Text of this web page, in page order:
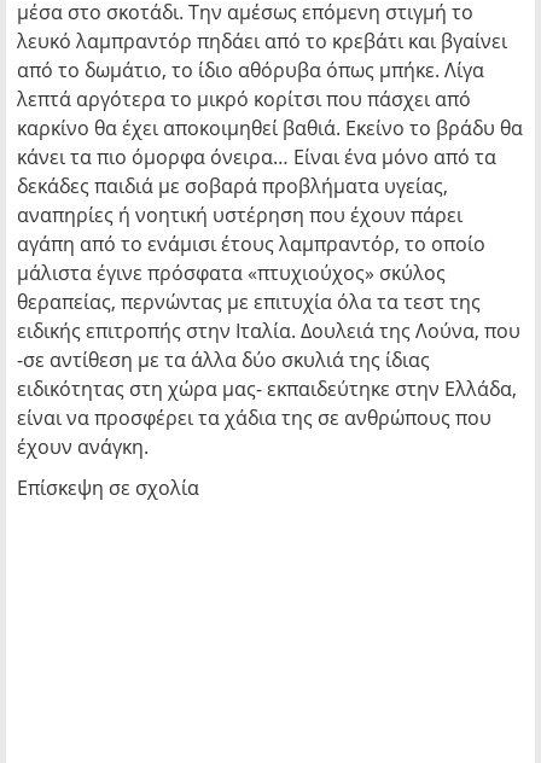
μέσα στο σκοτάδι. Την αμέσως επόμενη στιγμή το
λευκό λαμπραντόρ πηδάει από το κρεβάτι και βγαίνει
από το δωμάτιο, το ίδιο αθόρυβα όπως μπήκε. Λίγα
λεπτά αργότερα το μικρό κορίτσι που πάσχει από
καρκίνο θα έχει αποκοιμηθεί βαθιά. Εκείνο το βράδυ θα
κάνει τα πιο όμορφα όνειρα… Είναι ένα μόνο από τα
δεκάδες παιδιά με σοβαρά προβλήματα υγείας,
αναπηρίες ή νοητική υστέρηση που έχουν πάρει
αγάπη από το ενάμισι έτους λαμπραντόρ, το οποίο
μάλιστα έγινε πρόσφατα «πτυχιούχος» σκύλος
θεραπείας, περνώντας με επιτυχία όλα τα τεστ της
ειδικής επιτροπής στην Ιταλία. Δουλειά της Λούνα, που
-σε αντίθεση με τα άλλα δύο σκυλιά της ίδιας
ειδικότητας στη χώρα μας- εκπαιδεύτηκε στην Ελλάδα,
είναι να προσφέρει τα χάδια της σε ανθρώπους που
έχουν ανάγκη.
Επίσκεψη σε σχολία